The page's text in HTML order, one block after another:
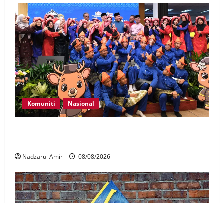
Komuniti Nasional
Nadzarul Amir 08/08/2026